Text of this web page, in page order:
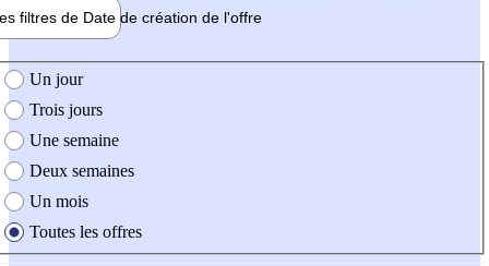
filtres de Date de création de l'offre
création de l'offre
Un jour
Trois jours
Une semaine
Deux semaines
Un mois
Toutes les offres